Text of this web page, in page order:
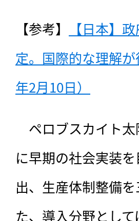
【参考】
【日本】
定。国際的な理解
年2月10日）
ペロブスカイト太
に早期の社会実装
出、生産体制整備
た、導入分野とし